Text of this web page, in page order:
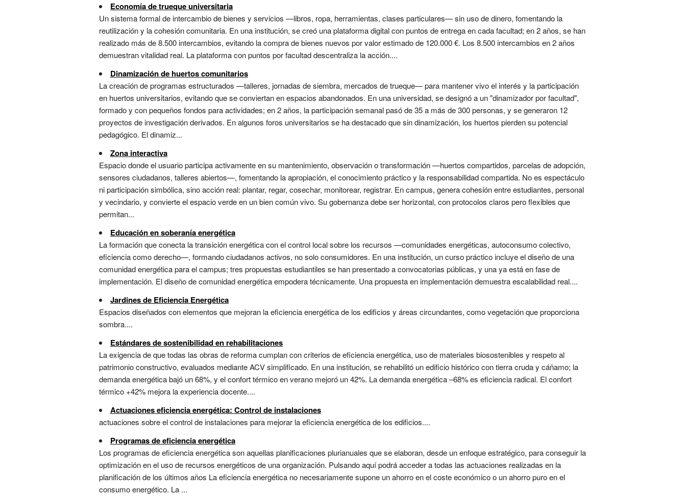
Economía de trueque universitaria
Un sistema formal de intercambio de bienes y servicios —libros, ropa, herramientas, clases particulares— sin uso de dinero, fomentando la
reutilización y la cohesión comunitaria. En una institución, se creó una plataforma digital con puntos de entrega en cada facultad; en 2 años, se han
realizado más de 8.500 intercambios, evitando la compra de bienes nuevos por valor estimado de 120.000 €. Los 8.500 intercambios en 2 años
demuestran vitalidad real. La plataforma con puntos por facultad descentraliza la acción....
Dinamización de huertos comunitarios
La creación de programas estructurados —talleres, jornadas de siembra, mercados de trueque— para mantener vivo el interés y la participación
en huertos universitarios, evitando que se conviertan en espacios abandonados. En una universidad, se designó a un "dinamizador por facultad",
formado y con pequeños fondos para actividades; en 2 años, la participación semanal pasó de 35 a más de 300 personas, y se generaron 12
proyectos de investigación derivados. En algunos foros universitarios se ha destacado que sin dinamización, los huertos pierden su potencial
pedagógico. El dinamiz...
Zona interactiva
Espacio donde el usuario participa activamente en su mantenimiento, observación o transformación —huertos compartidos, parcelas de adopción,
sensores ciudadanos, talleres abiertos—, fomentando la apropiación, el conocimiento práctico y la responsabilidad compartida. No es espectáculo
ni participación simbólica, sino acción real: plantar, regar, cosechar, monitorear, registrar. En campus, genera cohesión entre estudiantes, personal
y vecindario, y convierte el espacio verde en un bien común vivo. Su gobernanza debe ser horizontal, con protocolos claros pero flexibles que
permitan...
Educación en soberanía energética
La formación que conecta la transición energética con el control local sobre los recursos —comunidades energéticas, autoconsumo colectivo,
eficiencia como derecho—, formando ciudadanos activos, no solo consumidores. En una institución, un curso práctico incluye el diseño de una
comunidad energética para el campus; tres propuestas estudiantiles se han presentado a convocatorias públicas, y una ya está en fase de
implementación. El diseño de comunidad energética empodera técnicamente. Una propuesta en implementación demuestra escalabilidad real....
Jardines de Eficiencia Energética
Espacios diseñados con elementos que mejoran la eficiencia energética de los edificios y áreas circundantes, como vegetación que proporciona
sombra....
Estándares de sostenibilidad en rehabilitaciones
La exigencia de que todas las obras de reforma cumplan con criterios de eficiencia energética, uso de materiales biosostenibles y respeto al
patrimonio constructivo, evaluados mediante ACV simplificado. En una institución, se rehabilitó un edificio histórico con tierra cruda y cáñamo; la
demanda energética bajó un 68%, y el confort térmico en verano mejoró un 42%. La demanda energética –68% es eficiencia radical. El confort
térmico +42% mejora la experiencia docente....
Actuaciones eficiencia energética: Control de instalaciones
actuaciones sobre el control de instalaciones para mejorar la eficiencia energética de los edificios....
Programas de eficiencia energética
Los programas de eficiencia energética son aquellas planificaciones plurianuales que se elaboran, desde un enfoque estratégico, para conseguir la
optimización en el uso de recursos energéticos de una organización. Pulsando aquí podrá acceder a todas las actuaciones realizadas en la
planificación de los últimos años La eficiencia energética no necesariamente supone un ahorro en el coste económico o un ahorro puro en el
consumo energético. La ...